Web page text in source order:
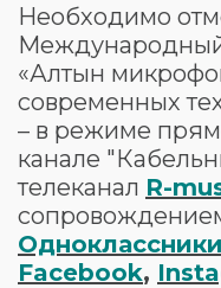
Необходимо
Международный
«Алтын
современных
– в режиме
канале
телеканал R-
Одноклассники
Facebook,